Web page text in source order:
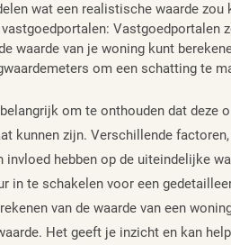
wat een realistische waarde zou
vastgoedportalen: Vastgoedportalen
waarde van je woning kunt
om een schatting te
om te onthouden dat deze
kunnen zijn. Verschillende
invloed hebben op de uiteindelijke
in te schakelen voor een
van de waarde van een
Het geeft je inzicht en kan